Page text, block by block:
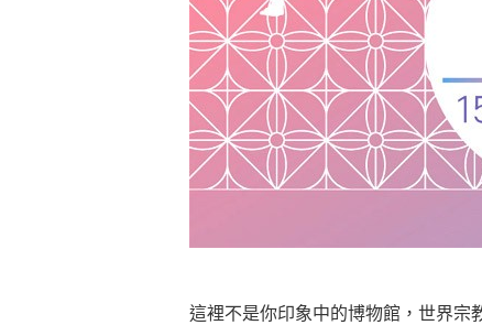
這裡不是你印象中的博物館，世界宗